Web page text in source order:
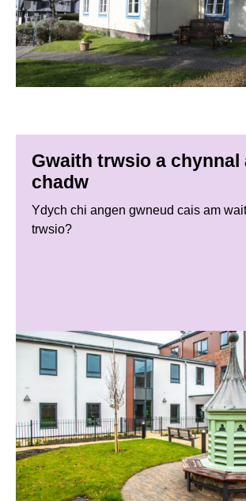
Gwaith trwsio a chynnal
chadw
Ydych chi angen gwneud cais am
trwsio?